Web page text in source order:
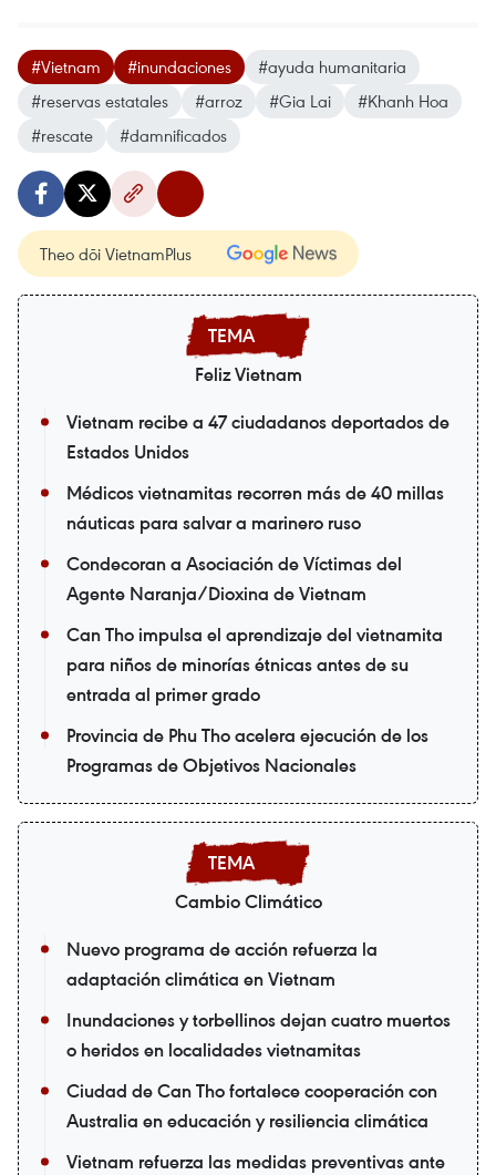
#Vietnam #inundaciones
#ayuda humanitaria
#reservas estatales
#arroz #Gia Lai
#Khanh Hoa
#rescate
#damnificados
Theo dõi VietnamPlus
Feliz Vietnam
Vietnam recibe a 47 ciudadanos deportados de
Estados Unidos
Médicos vietnamitas recorren más de 40 millas
náuticas para salvar a marinero ruso
Condecoran a Asociación de Víctimas del
Agente Naranja/Dioxina de Vietnam
Can Tho impulsa el aprendizaje del vietnamita
para niños de minorías étnicas antes de su
entrada al primer grado
Provincia de Phu Tho acelera ejecución de los
Programas de Objetivos Nacionales
Cambio Climático
Nuevo programa de acción refuerza la
adaptación climática en Vietnam
Inundaciones y torbellinos dejan cuatro muertos
o heridos en localidades vietnamitas
Ciudad de Can Tho fortalece cooperación con
Australia en educación y resiliencia climática
Vietnam refuerza las medidas preventivas ante